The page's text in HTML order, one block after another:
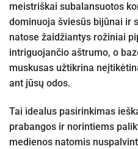
meistriškai subalansuotos
dominuoja šviesūs bijūnai ir
natose žaidžiantys rožiniai
intriguojančio aštrumo, o
muskusas užtikrina
ant jūsų odos.
Tai idealus pasirinkimas
prabangos ir norintiems
medienos natomis